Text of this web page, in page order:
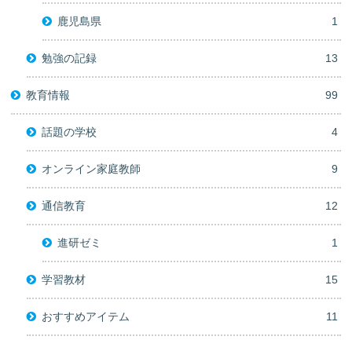
鹿児島県 1
勉強の記録 13
教育情報 99
話題の学校 4
オンライン家庭教師 9
通信教育 12
進研ゼミ 1
学習教材 15
おすすめアイテム 11